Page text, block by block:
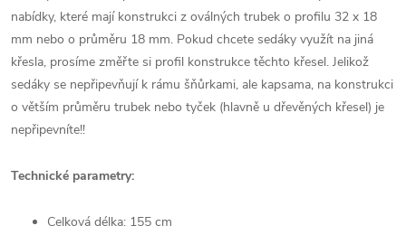
nabídky, které mají konstrukci z oválných trubek o profilu 32 x 18
mm nebo o průměru 18 mm. Pokud chcete sedáky využít na jiná
křesla, prosíme změřte si profil konstrukce těchto křesel. Jelikož
sedáky se nepřipevňují k rámu šňůrkami, ale kapsama, na konstrukci
o větším průměru trubek nebo tyček (hlavně u dřevěných křesel) je
nepřipevníte!!
Technické parametry:
Celková délka: 155 cm